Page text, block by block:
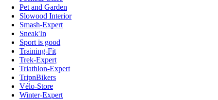
Pet and Garden
Slowood Interior
Smash-Expert
Sneak'In
Sport is good
Training-Fit
Trek-Expert
Triathlon-Expert
TripnBikers
Vélo-Store
Winter-Expert